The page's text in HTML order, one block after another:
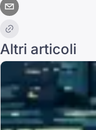
Altri articoli